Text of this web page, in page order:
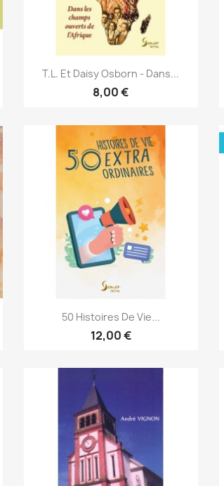
Aperçu rapide
T.L. Et Daisy Osborn - Dans...
8,00 €
Aperçu rapide
50 Histoires De Vie...
12,00 €